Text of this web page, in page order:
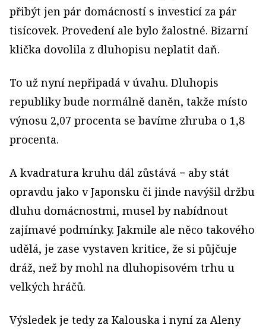
přibýt jen pár domácností s investicí za pár
tisícovek. Provedení ale bylo žalostné. Bizarní
klička dovolila z dluhopisu neplatit daň.
To už nyní nepřipadá v úvahu. Dluhopis
republiky bude normálně daněn, takže místo
výnosu 2,07 procenta se bavíme zhruba o 1,8
procenta.
A kvadratura kruhu dál zůstává − aby stát
opravdu jako v Japonsku či jinde navýšil držbu
dluhu domácnostmi, musel by nabídnout
zajímavé podmínky. Jakmile ale něco takového
udělá, je zase vystaven kritice, že si půjčuje
dráž, než by mohl na dluhopisovém trhu u
velkých hráčů.
Výsledek je tedy za Kalouska i nyní za Aleny